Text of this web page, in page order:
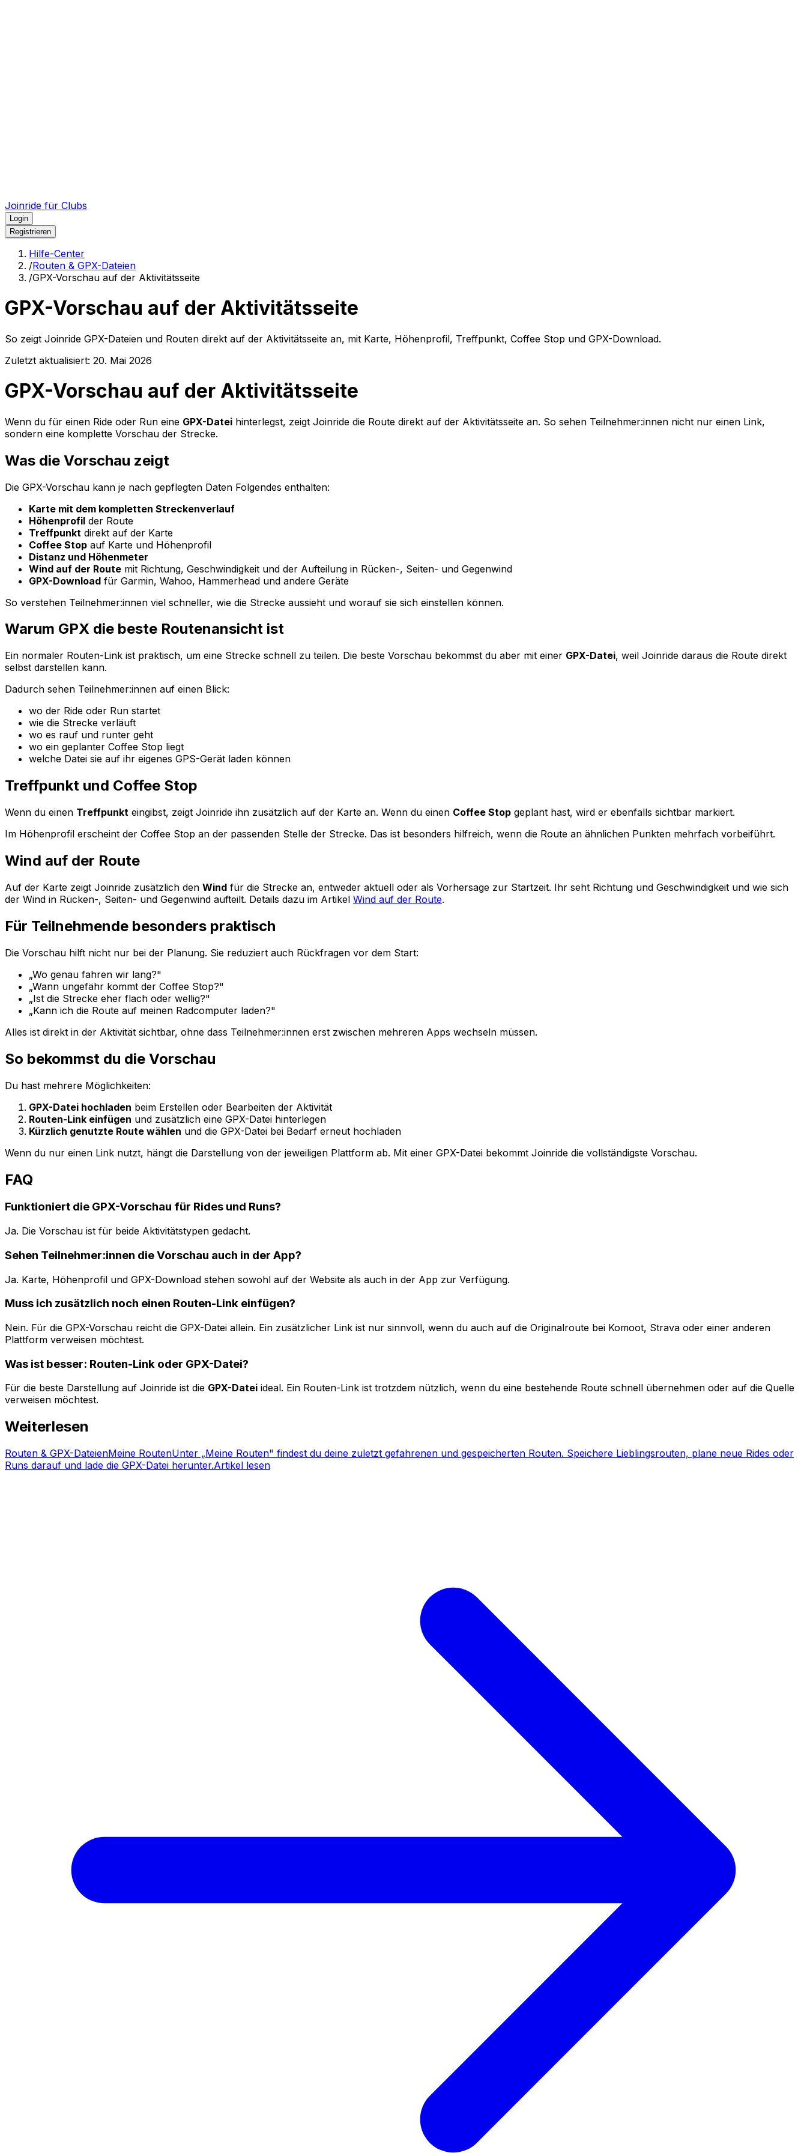
Joinride für Clubs
Login
Registrieren
Hilfe-Center
/Routen & GPX-Dateien
/GPX-Vorschau auf der Aktivitätsseite
GPX-Vorschau auf der Aktivitätsseite
So zeigt Joinride GPX-Dateien und Routen direkt auf der Aktivitätsseite an, mit Karte, Höhenprofil, Treffpunkt, Coffee Stop und GPX-Download.
Zuletzt aktualisiert: 20. Mai 2026
GPX-Vorschau auf der Aktivitätsseite
Wenn du für einen Ride oder Run eine GPX-Datei hinterlegst, zeigt Joinride die Route direkt auf der Aktivitätsseite an. So sehen Teilnehmer:innen nicht nur einen Link,
sondern eine komplette Vorschau der Strecke.
Was die Vorschau zeigt
Die GPX-Vorschau kann je nach gepflegten Daten Folgendes enthalten:
Karte mit dem kompletten Streckenverlauf
Höhenprofil der Route
Treffpunkt direkt auf der Karte
Coffee Stop auf Karte und Höhenprofil
Distanz und Höhenmeter
Wind auf der Route mit Richtung, Geschwindigkeit und der Aufteilung in Rücken-, Seiten- und Gegenwind
GPX-Download für Garmin, Wahoo, Hammerhead und andere Geräte
So verstehen Teilnehmer:innen viel schneller, wie die Strecke aussieht und worauf sie sich einstellen können.
Warum GPX die beste Routenansicht ist
Ein normaler Routen-Link ist praktisch, um eine Strecke schnell zu teilen. Die beste Vorschau bekommst du aber mit einer GPX-Datei, weil Joinride daraus die Route direkt
selbst darstellen kann.
Dadurch sehen Teilnehmer:innen auf einen Blick:
wo der Ride oder Run startet
wie die Strecke verläuft
wo es rauf und runter geht
wo ein geplanter Coffee Stop liegt
welche Datei sie auf ihr eigenes GPS-Gerät laden können
Treffpunkt und Coffee Stop
Wenn du einen Treffpunkt eingibst, zeigt Joinride ihn zusätzlich auf der Karte an. Wenn du einen Coffee Stop geplant hast, wird er ebenfalls sichtbar markiert.
Im Höhenprofil erscheint der Coffee Stop an der passenden Stelle der Strecke. Das ist besonders hilfreich, wenn die Route an ähnlichen Punkten mehrfach vorbeiführt.
Wind auf der Route
Auf der Karte zeigt Joinride zusätzlich den Wind für die Strecke an, entweder aktuell oder als Vorhersage zur Startzeit. Ihr seht Richtung und Geschwindigkeit und wie sich
der Wind in Rücken-, Seiten- und Gegenwind aufteilt. Details dazu im Artikel Wind auf der Route.
Für Teilnehmende besonders praktisch
Die Vorschau hilft nicht nur bei der Planung. Sie reduziert auch Rückfragen vor dem Start:
„Wo genau fahren wir lang?"
„Wann ungefähr kommt der Coffee Stop?"
„Ist die Strecke eher flach oder wellig?"
„Kann ich die Route auf meinen Radcomputer laden?"
Alles ist direkt in der Aktivität sichtbar, ohne dass Teilnehmer:innen erst zwischen mehreren Apps wechseln müssen.
So bekommst du die Vorschau
Du hast mehrere Möglichkeiten:
GPX-Datei hochladen beim Erstellen oder Bearbeiten der Aktivität
Routen-Link einfügen und zusätzlich eine GPX-Datei hinterlegen
Kürzlich genutzte Route wählen und die GPX-Datei bei Bedarf erneut hochladen
Wenn du nur einen Link nutzt, hängt die Darstellung von der jeweiligen Plattform ab. Mit einer GPX-Datei bekommt Joinride die vollständigste Vorschau.
FAQ
Funktioniert die GPX-Vorschau für Rides und Runs?
Ja. Die Vorschau ist für beide Aktivitätstypen gedacht.
Sehen Teilnehmer:innen die Vorschau auch in der App?
Ja. Karte, Höhenprofil und GPX-Download stehen sowohl auf der Website als auch in der App zur Verfügung.
Muss ich zusätzlich noch einen Routen-Link einfügen?
Nein. Für die GPX-Vorschau reicht die GPX-Datei allein. Ein zusätzlicher Link ist nur sinnvoll, wenn du auch auf die Originalroute bei Komoot, Strava oder einer anderen
Plattform verweisen möchtest.
Was ist besser: Routen-Link oder GPX-Datei?
Für die beste Darstellung auf Joinride ist die GPX-Datei ideal. Ein Routen-Link ist trotzdem nützlich, wenn du eine bestehende Route schnell übernehmen oder auf die Quelle
verweisen möchtest.
Weiterlesen
Routen & GPX-DateienMeine RoutenUnter „Meine Routen" findest du deine zuletzt gefahrenen und gespeicherten Routen. Speichere Lieblingsrouten, plane neue Rides oder
Runs darauf und lade die GPX-Datei herunter.Artikel lesen